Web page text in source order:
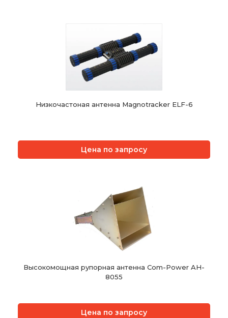
Низкочастоная антенна Magnotracker ELF-6
Цена по запросу
Высокомощная рупорная антенна Com-Power AH-
8055
Цена по запросу